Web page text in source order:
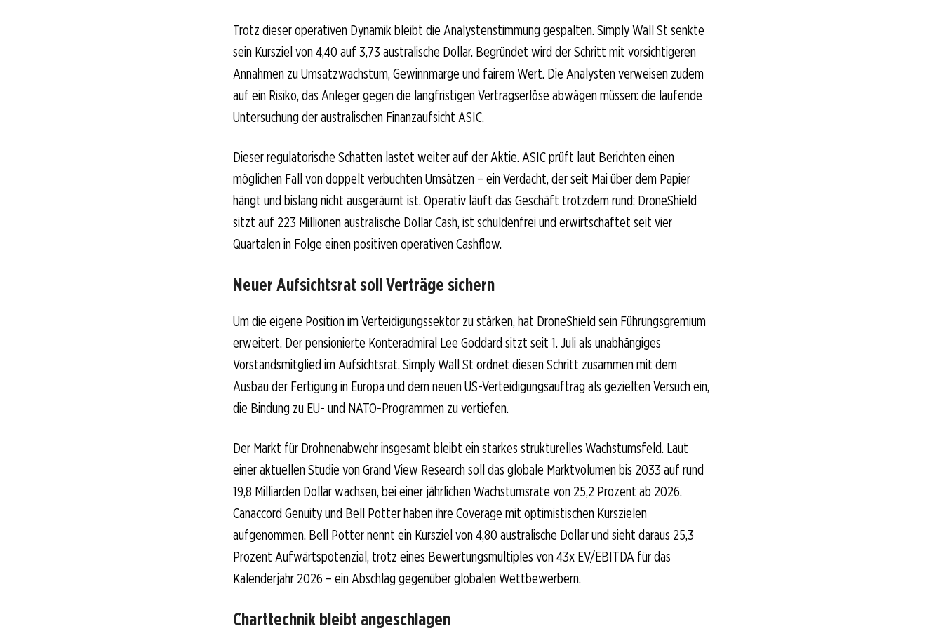
Trotz dieser operativen Dynamik bleibt die Analystenstimmung gespalten. Simply Wall St senkte
sein Kursziel von 4,40 auf 3,73 australische Dollar. Begründet wird der Schritt mit vorsichtigeren
Annahmen zu Umsatzwachstum, Gewinnmarge und fairem Wert. Die Analysten verweisen zudem
auf ein Risiko, das Anleger gegen die langfristigen Vertragserlöse abwägen müssen: die laufende
Untersuchung der australischen Finanzaufsicht ASIC.
Dieser regulatorische Schatten lastet weiter auf der Aktie. ASIC prüft laut Berichten einen
möglichen Fall von doppelt verbuchten Umsätzen – ein Verdacht, der seit Mai über dem Papier
hängt und bislang nicht ausgeräumt ist. Operativ läuft das Geschäft trotzdem rund: DroneShield
sitzt auf 223 Millionen australische Dollar Cash, ist schuldenfrei und erwirtschaftet seit vier
Quartalen in Folge einen positiven operativen Cashflow.
Neuer Aufsichtsrat soll Verträge sichern
Um die eigene Position im Verteidigungssektor zu stärken, hat DroneShield sein Führungsgremium
erweitert. Der pensionierte Konteradmiral Lee Goddard sitzt seit 1. Juli als unabhängiges
Vorstandsmitglied im Aufsichtsrat. Simply Wall St ordnet diesen Schritt zusammen mit dem
Ausbau der Fertigung in Europa und dem neuen US-Verteidigungsauftrag als gezielten Versuch ein,
die Bindung zu EU- und NATO-Programmen zu vertiefen.
Der Markt für Drohnenabwehr insgesamt bleibt ein starkes strukturelles Wachstumsfeld. Laut
einer aktuellen Studie von Grand View Research soll das globale Marktvolumen bis 2033 auf rund
19,8 Milliarden Dollar wachsen, bei einer jährlichen Wachstumsrate von 25,2 Prozent ab 2026.
Canaccord Genuity und Bell Potter haben ihre Coverage mit optimistischen Kurszielen
aufgenommen. Bell Potter nennt ein Kursziel von 4,80 australische Dollar und sieht daraus 25,3
Prozent Aufwärtspotenzial, trotz eines Bewertungsmultiples von 43x EV/EBITDA für das
Kalenderjahr 2026 – ein Abschlag gegenüber globalen Wettbewerbern.
Charttechnik bleibt angeschlagen